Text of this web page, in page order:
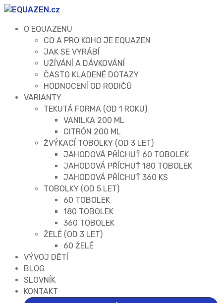
O EQUAZENU
CO A PRO KOHO JE EQUAZEN
JAK SE VYRÁBÍ
UŽÍVÁNÍ A DÁVKOVÁNÍ
ČASTO KLADENÉ DOTAZY
HODNOCENÍ OD RODIČŮ
VARIANTY
TEKUTÁ FORMA (OD 1 ROKU)
VANILKA 200 ML
CITRÓN 200 ML
ŽVÝKACÍ TOBOLKY (OD 3 LET)
JAHODOVÁ PŘÍCHUŤ 60 TOBOLEK
JAHODOVÁ PŘÍCHUŤ 180 TOBOLEK
JAHODOVÁ PŘÍCHUŤ 360 KS
TOBOLKY (OD 5 LET)
60 TOBOLEK
180 TOBOLEK
360 TOBOLEK
ŽELÉ (OD 3 LET)
60 ŽELÉ
VÝVOJ DĚTÍ
BLOG
SLOVNÍK
KONTAKT